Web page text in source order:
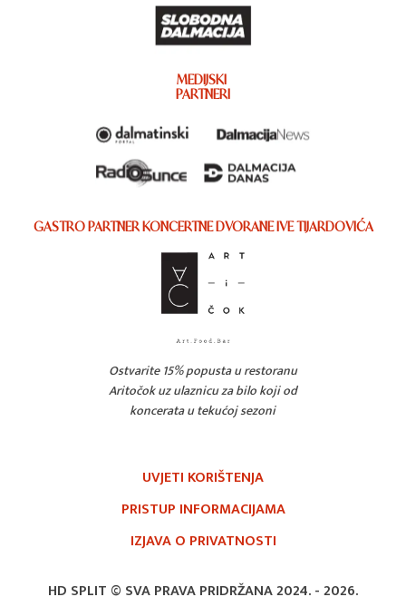
MEDIJSKI
PARTNERI
GASTRO PARTNER KONCERTNE DVORANE IVE TIJARDOVIĆA
Ostvarite 15% popusta u restoranu
Aritočok uz ulaznicu za bilo koji od
koncerata u tekućoj sezoni
HD SPLIT © SVA PRAVA PRIDRŽANA 2024. -2026.
UVJETI KORIŠTENJA
PRISTUP INFORMACIJAMA
IZJAVA O PRIVATNOSTI